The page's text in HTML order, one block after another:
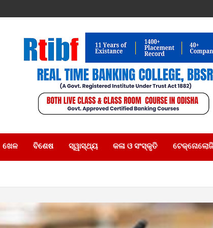
ଖେଳ ବିଶେଷ ସ୍ୱାସ୍ଥ୍ୟ କଳା ଓ ସଂସ୍କୃତି ଟେକ୍ନୋଲୋଜି